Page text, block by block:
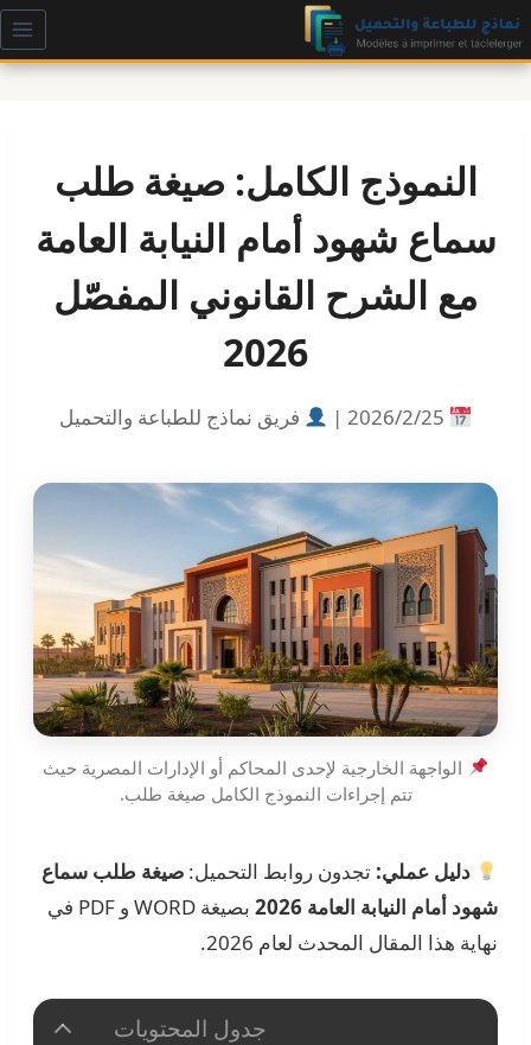
التجاوز
إلى
المحتوى
النموذج الكامل: صيغة طلب
سماع شهود أمام النيابة العامة
مع الشرح القانوني المفصّل
2026
فريق نماذج للطباعة والتحميل
الواجهة الخارجية لإحدى المحاكم أو الإدارات المصرية حيث
تتم إجراءات النموذج الكامل صيغة طلب.
دليل عملي: تجدون روابط التحميل:صيغة طلب سماع
شهود أمام النيابة العامة 2026
بصيغة WORD و PDF في
نهاية هذا المقال المحدث لعام 2026.
جدول المحتويات